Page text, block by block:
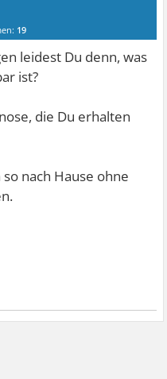
19
leidest Du denn, was
ist?
die Du erhalten
nach Hause ohne